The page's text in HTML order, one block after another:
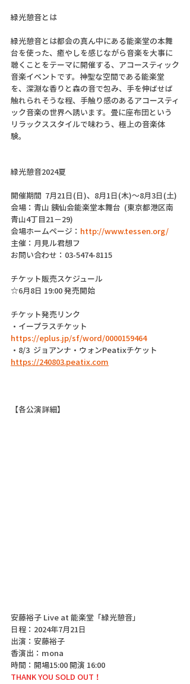
緑光憩音とは
緑光憩音とは都会の真ん中にある能楽堂の本舞
台を使った、癒やしを感じながら音楽を大事に
聴くことをテーマに開催する、アコースティック
音楽イベントです。神聖な空間である能楽堂
を、深淵な香りと森の音で包み、手を伸ばせば
触れられそうな程、手触り感のあるアコースティ
ック音楽の世界へ誘います。畳に座布団という
リラックススタイルで味わう、極上の音楽体
験。
緑光憩音2024夏
開催期間  7月21日(日)、8月1日(木)〜8月3日(土)
会場：青山 銕仙会能楽堂本舞台  (東京都港区南
青山4丁目21−29)
会場ホームページ： http://www.tessen.org/
主催：月見ル君想フ
お問い合わせ：03-5474-8115
チケット販売スケジュール
☆6月8日 19:00 発売開始
チケット発売リンク
・イープラスチケット
https://eplus.jp/sf/word/0000159464
・8/3  ジョアンナ・ウォンPeatixチケット
https://240803.peatix.com
【各公演詳細】
安藤裕子 Live at 能楽堂「緑光憩音」
日程：2024年7月21日
出演：安藤裕子
香演出：mona
時間：開場15:00 開演 16:00
THANK YOU SOLD OUT！